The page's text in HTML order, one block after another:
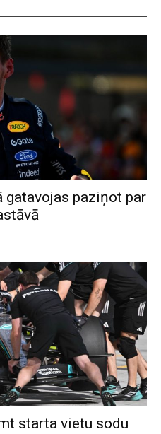
gatavojas paziņot par
starta vietu sodu